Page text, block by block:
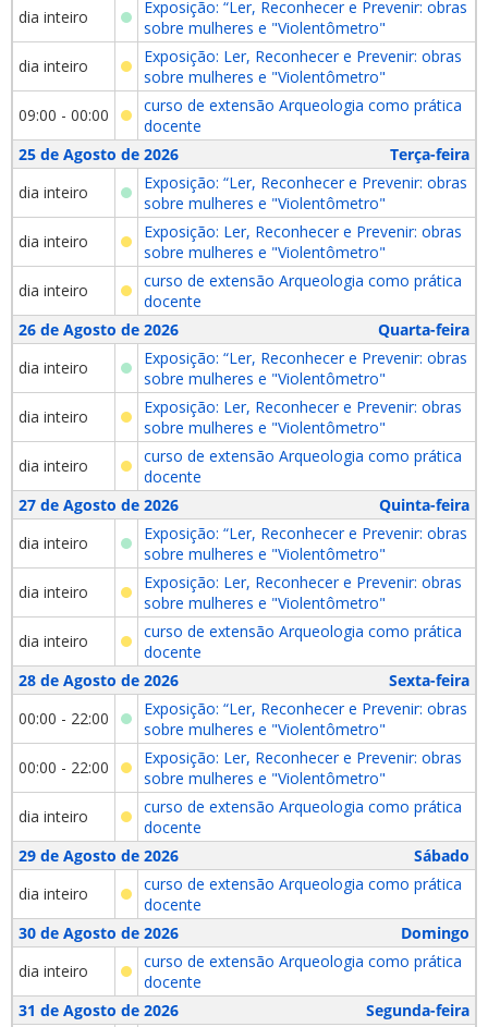
dia inteiro
Exposição: “Ler, Reconhecer e Prevenir: obras
sobre mulheres e "Violentômetro"
dia inteiro
Exposição: Ler, Reconhecer e Prevenir: obras
sobre mulheres e "Violentômetro"
09:00 - 00:00
curso de extensão Arqueologia como prática
docente
25 de Agosto de 2026
Terça-feira
dia inteiro
Exposição: “Ler, Reconhecer e Prevenir: obras
sobre mulheres e "Violentômetro"
dia inteiro
Exposição: Ler, Reconhecer e Prevenir: obras
sobre mulheres e "Violentômetro"
dia inteiro
curso de extensão Arqueologia como prática
docente
26 de Agosto de 2026
Quarta-feira
dia inteiro
Exposição: “Ler, Reconhecer e Prevenir: obras
sobre mulheres e "Violentômetro"
dia inteiro
Exposição: Ler, Reconhecer e Prevenir: obras
sobre mulheres e "Violentômetro"
dia inteiro
curso de extensão Arqueologia como prática
docente
27 de Agosto de 2026
Quinta-feira
dia inteiro
Exposição: “Ler, Reconhecer e Prevenir: obras
sobre mulheres e "Violentômetro"
dia inteiro
Exposição: Ler, Reconhecer e Prevenir: obras
sobre mulheres e "Violentômetro"
dia inteiro
curso de extensão Arqueologia como prática
docente
28 de Agosto de 2026
Sexta-feira
00:00 - 22:00
Exposição: “Ler, Reconhecer e Prevenir: obras
sobre mulheres e "Violentômetro"
00:00 - 22:00
Exposição: Ler, Reconhecer e Prevenir: obras
sobre mulheres e "Violentômetro"
dia inteiro
curso de extensão Arqueologia como prática
docente
29 de Agosto de 2026
Sábado
dia inteiro
curso de extensão Arqueologia como prática
docente
30 de Agosto de 2026
Domingo
dia inteiro
curso de extensão Arqueologia como prática
docente
31 de Agosto de 2026
Segunda-feira